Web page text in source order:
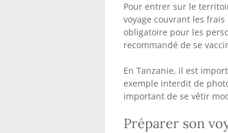
Pour entrer sur le
voyage couvrant les
obligatoire pour les
recommandé de se
En Tanzanie, il est
exemple interdit de
important de se vêtir
Préparer son